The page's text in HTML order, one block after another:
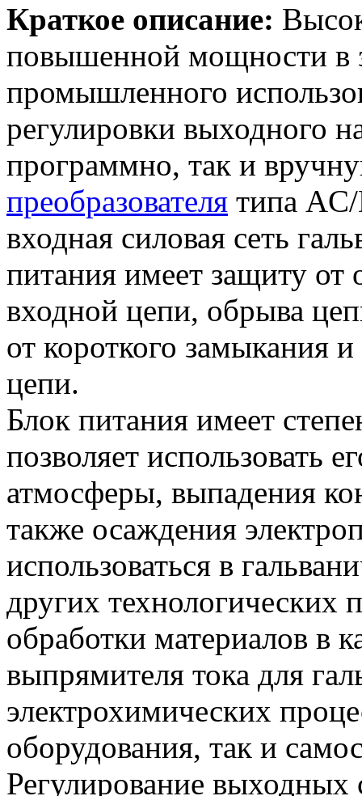
Краткое описание:
повышенной мощности в
промышленного
регулировки выходного
программно, так и
преобразователя типа
входная силовая сеть
питания имеет защиту от
входной цепи, обрыва
от короткого замыкания
цепи.
Блок питания имеет
позволяет использовать
атмосферы, выпадения
также осаждения
использоваться в
других технологических
обработки материалов в
выпрямителя тока для
электрохимических
оборудования, так и
Регулирование выходных